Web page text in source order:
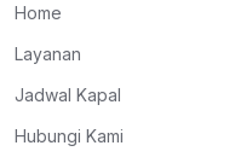
Home
Layanan
Jadwal Kapal
Hubungi Kami